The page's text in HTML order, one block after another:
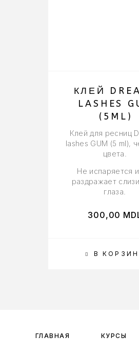
В
КЛЕЙ
LASHES
(5ML)
Клей для ресниц
lashes GUM (5 ml),
цвета.
Не испаряется
раздражает
глаза.
300,00
ГЛАВНАЯ КУРСЫ